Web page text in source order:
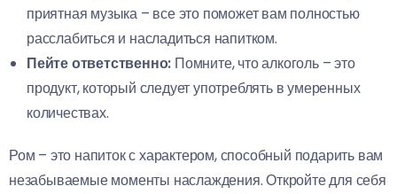
приятная музыка – все это поможет вам полностью
расслабиться и насладиться напитком.
Пейте ответственно: Помните, что алкоголь – это
продукт, который следует употреблять в умеренных
количествах.
Ром – это напиток с характером, способный подарить вам
незабываемые моменты наслаждения. Откройте для себя